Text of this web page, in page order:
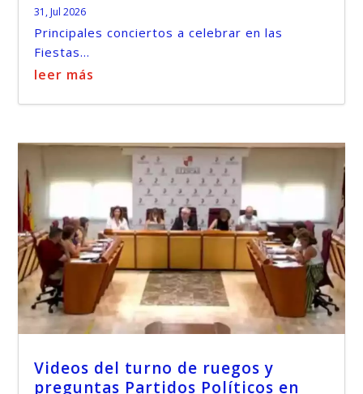
31, Jul 2026
Principales conciertos a celebrar en las
Fiestas...
leer más
Videos del turno de ruegos y
preguntas Partidos Políticos en